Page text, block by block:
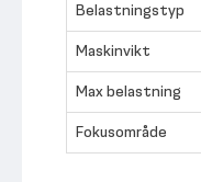
Belastningstyp
Maskinvikt
Max belastning
Fokusområde